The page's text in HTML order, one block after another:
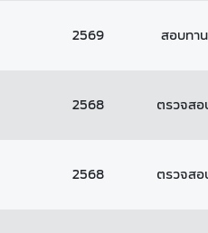
2569 สอบทาน
2568 ตรวจสอ
2568 ตรวจสอ